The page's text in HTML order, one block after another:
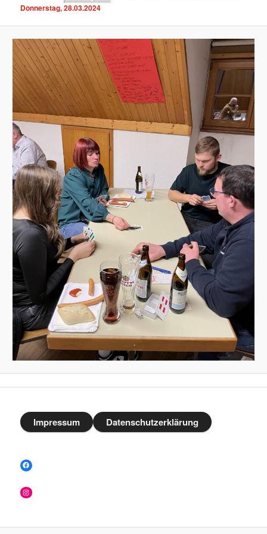
Donnerstag, 28.03.2024
Impressum Datenschutzerklärung
Facebook
Instagram